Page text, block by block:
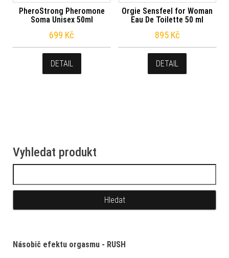
PheroStrong Pheromone
Soma Unisex 50ml
699 Kč
DETAIL
Orgie Sensfeel for Woman
Eau De Toilette 50 ml
895 Kč
DETAIL
Vyhledat produkt
Násobič efektu orgasmu - RUSH